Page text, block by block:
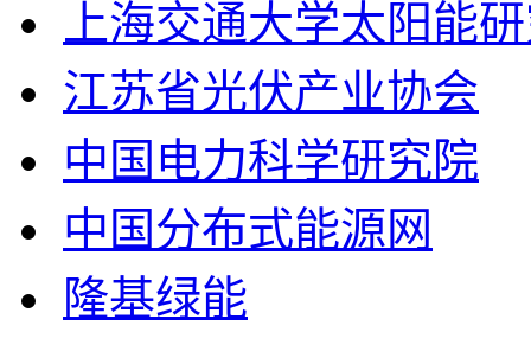
上海交通大学太阳能
江苏省光伏产业协会
中国电力科学研究院
中国分布式能源网
隆基绿能